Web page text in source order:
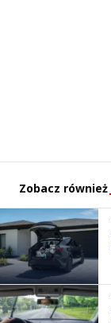
Zobacz również